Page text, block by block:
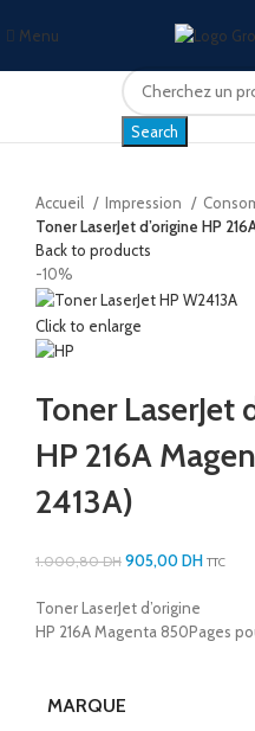
Menu
Search
Accueil Impression
Toner LaserJet d’origine HP
Back to products
-10%
Click to enlarge
Toner LaserJet
HP 216A
2413A)
1.000,80DH 905,00DH TTC
Toner LaserJet d’origine
HP 216A Magenta 850Pages
MARQUE